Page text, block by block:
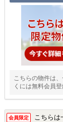
こちらの物件は
くには無料会員登
会員限定 こちらは